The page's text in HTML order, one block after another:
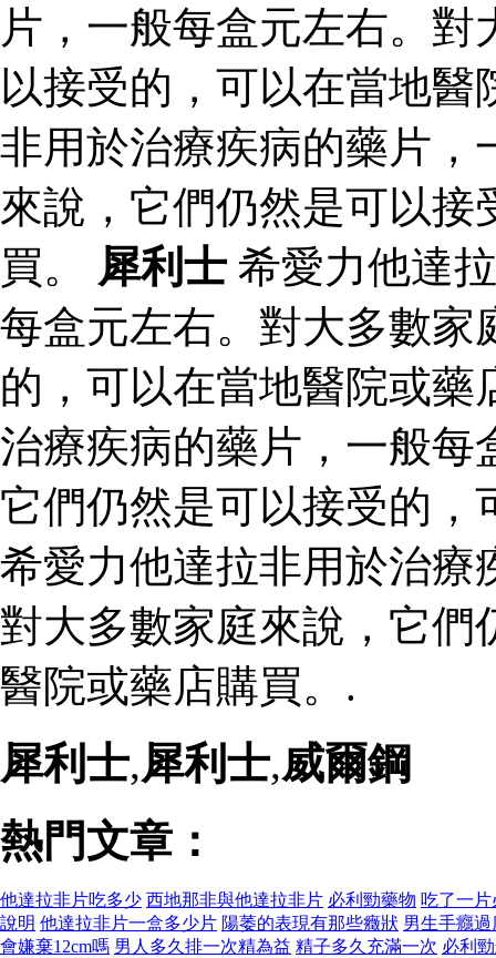
片，一般每盒元左右。
以接受的，可以在當地
非用於治療疾病的藥片，
來說，它們仍然是可以
買。 犀利士 希愛力他達
每盒元左右。對大多數家
的，可以在當地醫院或
治療疾病的藥片，一般每
它們仍然是可以接受的，
希愛力他達拉非用於治療
對大多數家庭來說，它們
醫院或藥店購買。.
犀利士,犀利士,威爾鋼
熱門文章：
他達拉非片吃多少 西地那非與他達拉非片 必利勁藥物 吃了一
說明 他達拉非片一盒多少片 陽萎的表現有那些癥狀 男生手癮
會嫌棄12cm嗎 男人多久排一次精為益 精子多久充滿一次 必利